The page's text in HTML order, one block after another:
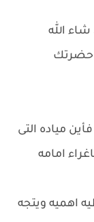
شاء الله
حضرتك
مياده التى
امامه
اهميه ويتجه